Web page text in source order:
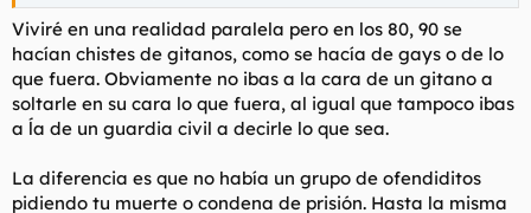
Viviré en una realidad paralela pero en los 80, 90 se
hacían chistes de gitanos, como se hacía de gays o de lo
que fuera. Obviamente no ibas a la cara de un gitano a
soltarle en su cara lo que fuera, al igual que tampoco ibas
a ĺa de un guardia civil a decirle lo que sea.
La diferencia es que no había un grupo de ofendiditos
pidiendo tu muerte o condena de prisión. Hasta la misma